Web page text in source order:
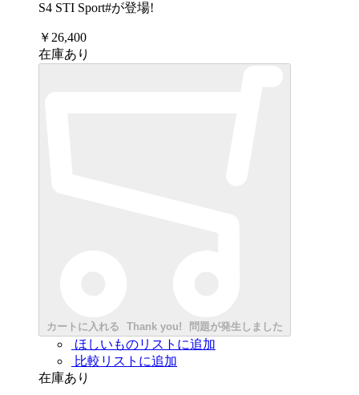
S4 STI Sport#が登場!
￥26,400
在庫あり
カートに入れる Thank you! 問題が発生しました
ほしいものリストに追加
比較リストに追加
在庫あり